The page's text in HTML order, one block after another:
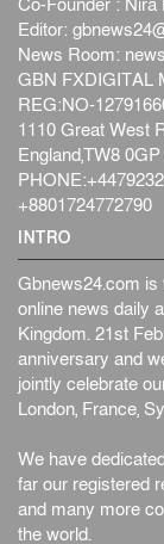
Editor:
News Room:
GBN FXDIGITAL
REG:NO-
1110 Great West
England,TW8
+8801724772790
INTRO
Gbnews24.com is
online news daily
Kingdom. 21st
anniversary and
jointly celebrate
London, France,
We have
far our registered
and many more
the world.